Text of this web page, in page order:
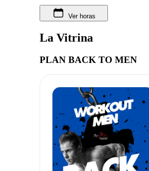
Ver horas
La Vitrina
PLAN BACK TO MEN